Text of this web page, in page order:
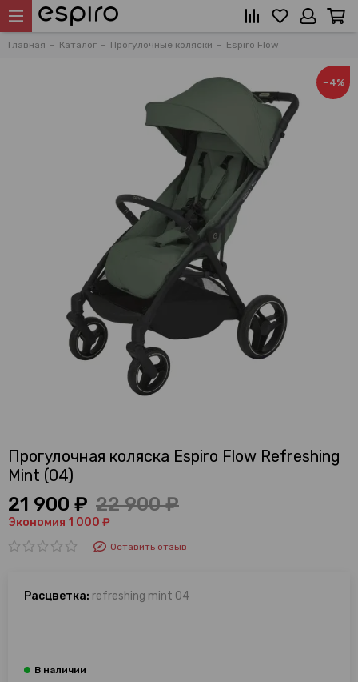
Главная Каталог Прогулочные коляски Espiro Flow
−4%
Прогулочная коляска Espiro Flow Refreshing
Mint (04)
21 900 ₽ 22 900 ₽
Экономия 1 000 ₽
Оставить отзыв
Расцветка: refreshing mint 04